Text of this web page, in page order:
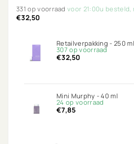
331 op voorraadvoor 21:00u besteld,
€32,50
Retailverpakking - 250 ml
307 op voorraad
€32,50
Mini Murphy - 40 ml
24 op voorraad
€7,85